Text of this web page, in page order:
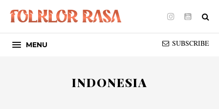
Instagram
Youtube
MENU SUBSCRIBE
INDONESIA